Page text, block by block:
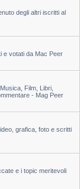
degli altri iscritti al
e votati da Mac Peer
Film, Libri,
- Mag Peer
grafica, foto e scritti
e i topic meritevoli